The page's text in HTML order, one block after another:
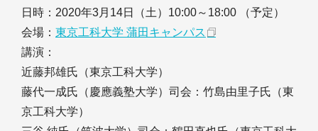
日時：2020年3月14日（土）10:00～18:00 （予定）
会場： 東京工科大学 蒲田キャンパス
講演：
近藤邦雄氏（東京工科大学）
藤代一成氏（慶應義塾大学）司会：竹島由里子氏（東
京工科大学）